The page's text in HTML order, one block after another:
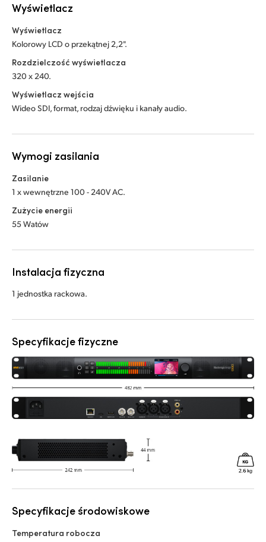
Wyświetlacz
Wyświetlacz
Kolorowy LCD o przekątnej 2,2".
Rozdzielczość wyświetlacza
320 x 240.
Wyświetlacz wejścia
Wideo SDI, format, rodzaj dźwięku i kanały audio.
Wymogi zasilania
Zasilanie
1 x wewnętrzne 100 - 240V AC.
Zużycie energii
55 Watów
Instalacja fizyczna
1 jednostka rackowa.
Specyfikacje fizyczne
Specyfikacje środowiskowe
Temperatura robocza